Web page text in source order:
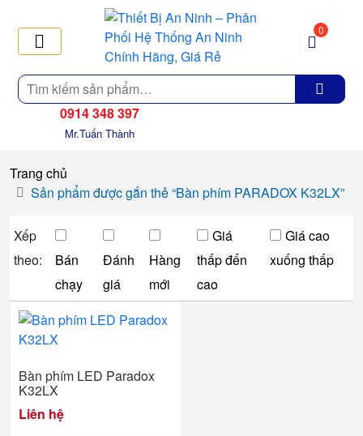
Tìm
kiếm
0
0914 348 397
Mr.Tuấn Thành
Trang chủ
Sản phẩm được gắn thẻ “Bàn phím PARADOX K32LX”
Xếp
theo:
Bán
chạy
Đánh
giá
Hàng
mới
Giá
thấp đến
cao
Giá cao
xuống thấp
Bàn phím LED Paradox
K32LX
Liên hệ